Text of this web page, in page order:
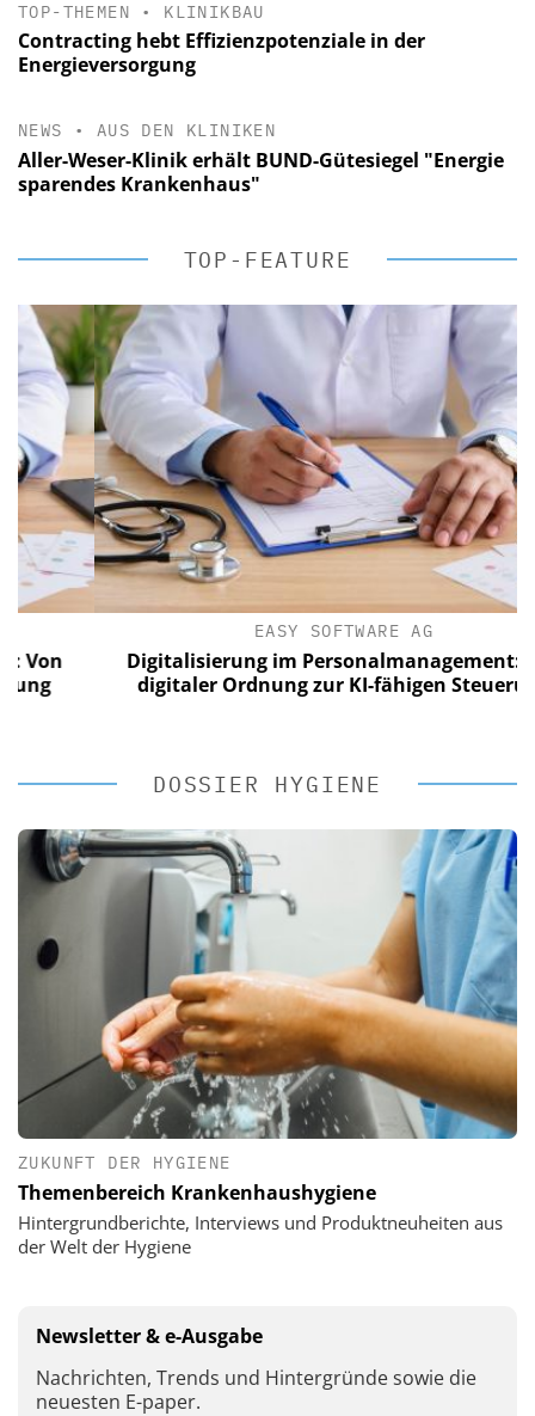
TOP-THEMEN • KLINIKBAU
Contracting hebt Effizienzpotenziale in der
Energieversorgung
NEWS • AUS DEN KLINIKEN
Aller-Weser-Klinik erhält BUND-Gütesiegel "Energie
sparendes Krankenhaus"
TOP-FEATURE
EASY SOFTWARE AG
Digitalisierung im Personalmanagement: Von
digitaler Ordnung zur KI-fähigen Steuerung
DOSSIER HYGIENE
ZUKUNFT DER HYGIENE
Themenbereich Krankenhaushygiene
Hintergrundberichte, Interviews und Produktneuheiten aus
der Welt der Hygiene
Newsletter & e-Ausgabe
Nachrichten, Trends und Hintergründe sowie die
neuesten E-paper.